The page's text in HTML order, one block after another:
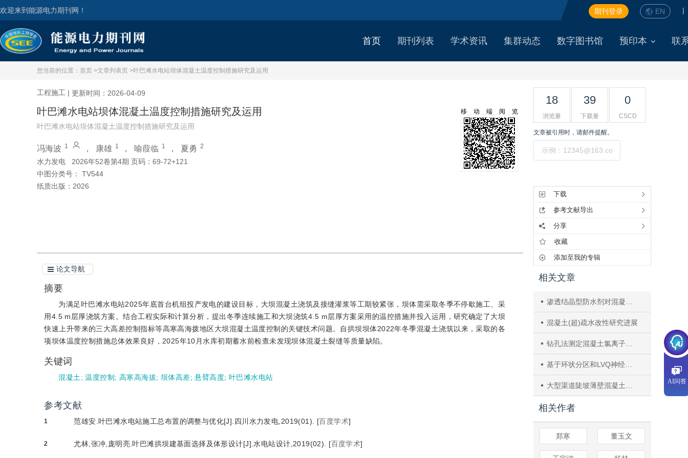
欢迎来到能源电力期刊网！ |
EN
期刊登录
首页 期刊列表 学术资讯 集群动态 数字图书馆 预印本 联
您当前的位置： 首页 >文章列表页 >叶巴滩水电站坝体混凝土温度控制措施研究及运用
工程施工 | 更新时间：2026-04-09
叶巴滩水电站坝体混凝土温度控制措施研究及运用
叶巴滩水电站坝体混凝土温度控制措施研究及运用
冯海波 1 ， 康雄 1 ， 喻葭临 1 ， 夏勇 2
水力发电
2026年52卷第4期 页码：69-72+121
中图分类号：
TV544
纸质出版： 2026
移动端阅览
论文导航
摘要
为满足叶巴滩水电站2025年底首台机组投产发电的建设目标，大坝混凝土浇筑及接缝灌浆等工期较紧张，坝体需采取冬季不停歇施工、采
用4.5 m层厚浇筑方案。结合工程实际和计算分析，提出冬季连续施工和大坝浇筑4.5 m层厚方案采用的温控措施并投入运用，研究确定了大坝
快速上升带来的三大高差控制指标等高寒高海拨地区大坝混凝土温度控制的关键技术问题。自拱坝坝体2022年冬季混凝土浇筑以来，采取的各
项坝体温度控制措施总体效果良好，2025年10月水库初期蓄水前检查未发现坝体混凝土裂缝等质量缺陷。
关键词
混凝土;温度控制 ; 高寒高海拔; 坝体高差;悬臂高度; 叶巴滩水电站
参考文献
1 范雄安.叶巴滩水电站施工总布置的调整与优化[J].四川水力发电,2019(01). [百度学术]
2 尤林,张冲,庞明亮.叶巴滩拱坝建基面选择及体形设计[J].水电站设计,2019(02). [百度学术]
18
浏览量
39
下载量
0
CSCD
文章被引用时，请邮件提醒。
下载
参考文献导出
分享
收藏
添加至我的专辑
相关文章
渗透结晶型防水剂对混凝土抗冻性能的影响
混凝土(超)疏水改性研究进展
钻孔法测定混凝土氯离子浓度影响因素分析
基于环状分区和LVQ神经网络的混凝土CT图像分割方法
大型渠道陡坡薄壁混凝土衬砌施工技术研究与应用
相关作者
郑寒 董玉文
AI问答